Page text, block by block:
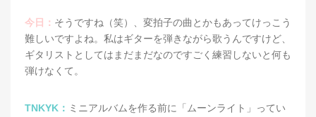
今日： そうですね（笑）、変拍子の曲とかもあってけっこう
難しいですよね。私はギターを弾きながら歌うんですけど、
ギタリストとしてはまだまだなのですごく練習しないと何も
弾けなくて。
TNKYK： ミニアルバムを作る前に「ムーンライト」ってい